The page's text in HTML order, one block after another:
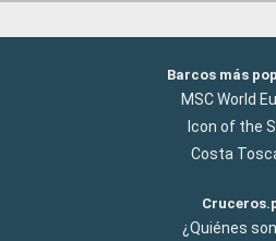
Barcos más
MSC World
Icon of the
Costa
¿Quiénes